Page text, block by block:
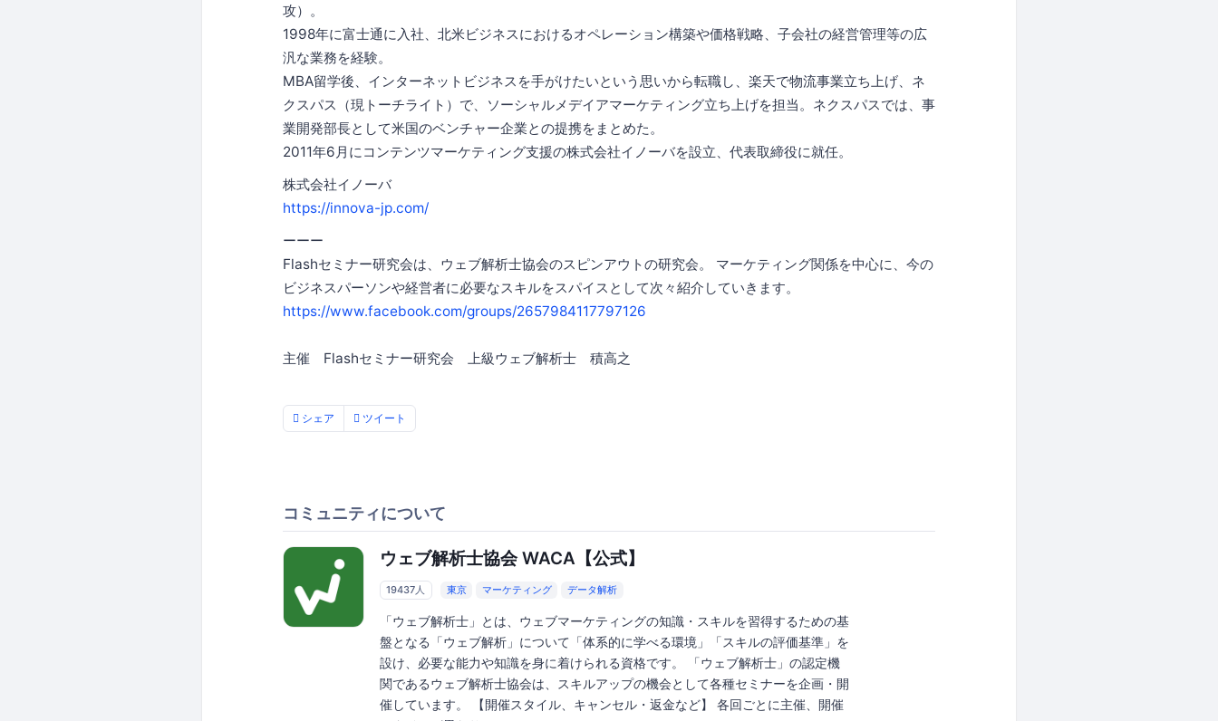
攻）。
1998年に富士通に入社、北米ビジネスにおけるオペレーション構築や価格戦略、子会社の経営管理等の広
汎な業務を経験。
MBA留学後、インターネットビジネスを手がけたいという思いから転職し、楽天で物流事業立ち上げ、ネ
クスパス（現トーチライト）で、ソーシャルメデイアマーケティング立ち上げを担当。ネクスパスでは、事
業開発部長として米国のベンチャー企業との提携をまとめた。
2011年6月にコンテンツマーケティング支援の株式会社イノーバを設立、代表取締役に就任。
株式会社イノーバ
https://innova-jp.com/
ーーー
Flashセミナー研究会は、ウェブ解析士協会のスピンアウトの研究会。 マーケティング関係を中心に、今の
ビジネスパーソンや経営者に必要なスキルをスパイスとして次々紹介していきます。
https://www.facebook.com/groups/2657984117797126
主催 Flashセミナー研究会 上級ウェブ解析士 積高之
シェア ツイート
コミュニティについて
ウェブ解析士協会 WACA【公式】
19437人 東京 マーケティング データ解析
「ウェブ解析士」とは、ウェブマーケティングの知識・スキルを習得するための基
盤となる「ウェブ解析」について「体系的に学べる環境」「スキルの評価基準」を
設け、必要な能力や知識を身に着けられる資格です。 「ウェブ解析士」の認定機
関であるウェブ解析士協会は、スキルアップの機会として各種セミナーを企画・開
催しています。 【開催スタイル、キャンセル・返金など】 各回ごとに主催、開催